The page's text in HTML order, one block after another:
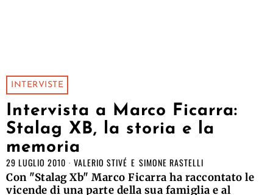
INTERVISTE
Intervista a Marco Ficarra:
Stalag XB, la storia e la
memoria
29 LUGLIO 2010 VALERIO STIVÉ E SIMONE RASTELLI
Con "Stalag Xb" Marco Ficarra ha raccontato le
vicende di una parte della sua famiglia e al